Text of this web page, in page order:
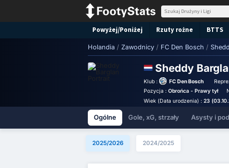
Powyżej/Poniżej Rzuty rożne BTTS
Holandia / Zawodnicy / FC Den Bosch /
Sheddy
Klub : FC Den Bosch
Pozycja :Obrońca - Prawy tył
Wiek (Data urodzenia) :23
Ogólne Gole, xG, strzały Asysty i
2025/2026 2024/2025